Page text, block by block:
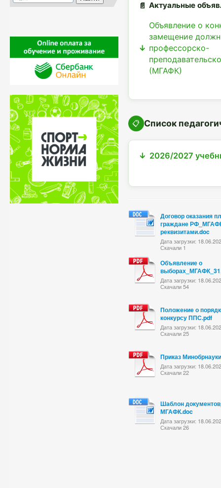
Актуальные
Объявление о
замещение
профессорско-
(МГАФК)
📋 Список
2026/2027
Договор оказания
граждане
реквизитами.doc
Дата загрузки:
Скачали 1
Объявление о
Дата загрузки:
Скачали 54
Положение о
конкурсу ППС.pdf
Дата загрузки:
Скачали 25
Приказ
Дата загрузки:
Скачали 22
Шаблон
МГАФК.doc
Дата загрузки:
Скачали 26